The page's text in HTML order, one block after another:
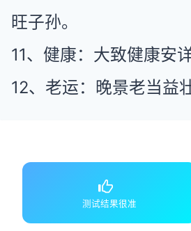
旺子孙。
11、健康：大致健康安
12、老运：晚景老当益
测试结果很准